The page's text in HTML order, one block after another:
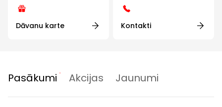
Dāvanu karte Kontakti
Pasākumi Akcijas Jaunumi